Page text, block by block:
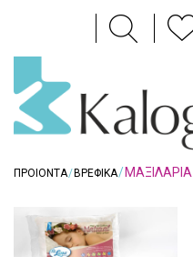
ΠΡΟΙΟΝΤΑ ΒΡΕΦΙΚΑ ΜΑΞΙΛΑΡΙΑ